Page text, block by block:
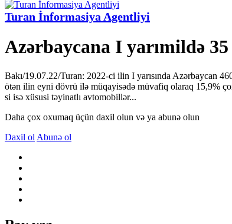
Turan İnformasiya Agentliyi
Azərbaycana I yarımildə
Bakı/19.07.22/Turan: 2022-ci ilin I yarısında Azərbaycan
ötən ilin eyni dövrü ilə müqayisədə müvafiq olaraq 15,9%
si isə xüsusi təyinatlı avtomobillər...
Daha çox oxumaq üçün daxil olun və ya abunə olun
Daxil ol Abunə ol